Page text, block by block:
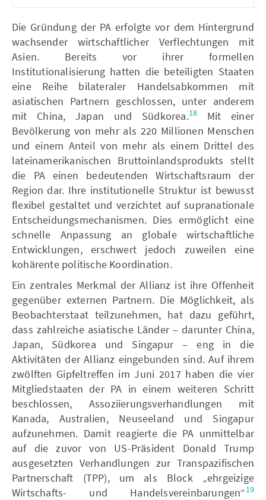
Die Gründung der PA erfolgte vor dem Hintergrund
wachsender wirtschaftlicher Verflechtungen mit
Asien. Bereits vor ihrer formellen
Institutionalisierung hatten die beteiligten Staaten
eine Reihe bilateraler Handelsabkommen mit
asiatischen Partnern geschlossen, unter anderem
mit China, Japan und Südkorea.18
Mit einer
Bevölkerung von mehr als 220 Millionen Menschen
und einem Anteil von mehr als einem Drittel des
lateinamerikanischen Bruttoinlandsprodukts stellt
die PA einen bedeutenden Wirtschaftsraum der
Region dar. Ihre institutionelle Struktur ist bewusst
flexibel gestaltet und verzichtet auf supranationale
Entscheidungsmechanismen. Dies ermöglicht eine
schnelle Anpassung an globale wirtschaftliche
Entwicklungen, erschwert jedoch zuweilen eine
kohärente politische Koordination.
Ein zentrales Merkmal der Allianz ist ihre Offenheit
gegenüber externen Partnern. Die Möglichkeit, als
Beobachterstaat teilzunehmen, hat dazu geführt,
dass zahlreiche asiatische Länder – darunter China,
Japan, Südkorea und Singapur – eng in die
Aktivitäten der Allianz eingebunden sind. Auf ihrem
zwölften Gipfeltreffen im Juni 2017 haben die vier
Mitgliedstaaten der PA in einem weiteren Schritt
beschlossen, Assoziierungsverhandlungen mit
Kanada, Australien, Neuseeland und Singapur
aufzunehmen. Damit reagierte die PA unmittelbar
auf die zuvor von US-Präsident Donald Trump
ausgesetzten Verhandlungen zur Transpazifischen
Partnerschaft (TPP), um als Block „ehrgeizige
Wirtschafts- und Handelsvereinbarungen“19